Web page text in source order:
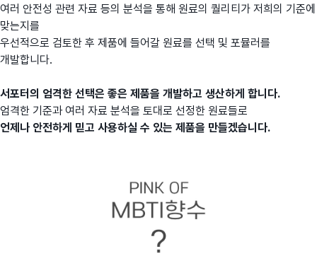
여러 안전성 관련 자료 등의 분석을 통해 원료의 퀄리티가 저희의 기준에
맞는지를
우선적으로 검토한 후 제품에 들어갈 원료를 선택 및 포뮬러를
개발합니다.
서포터의 엄격한 선택은 좋은 제품을 개발하고 생산하게 합니다.
엄격한 기준과 여러 자료 분석을 토대로 선정한 원료들로
언제나 안전하게 믿고 사용하실 수 있는 제품을 만들겠습니다.